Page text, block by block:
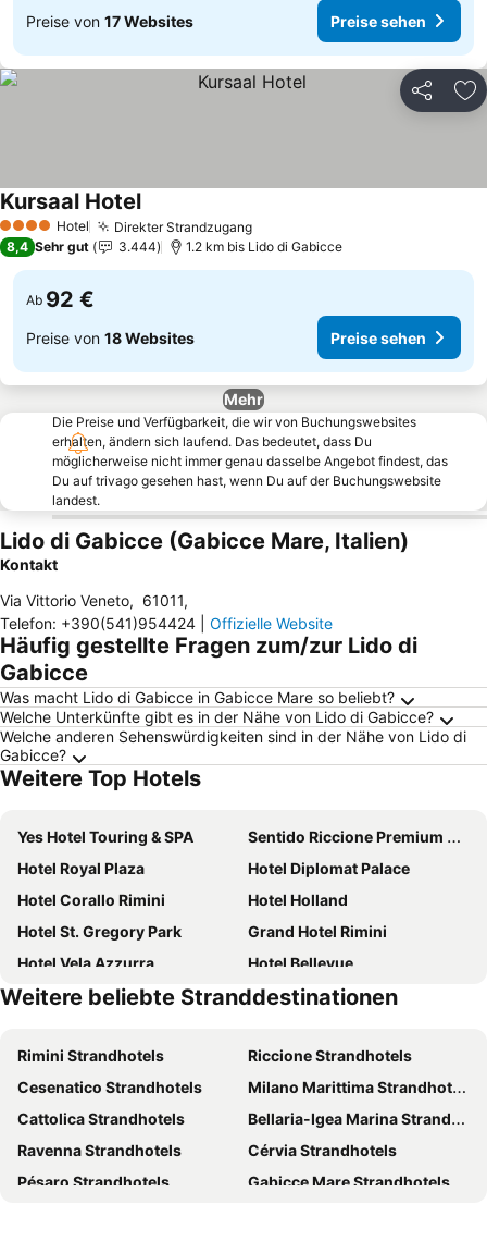
Preise von 17 Websites Preise sehen
Teilen
4 Sterne Hotel Direkter StrandzugangPreise sehen
Kursaal HotelPreise sehen
8,4 Sehr gut 3.444 1.2 km bis Lido di Gabicce
Ab 92 €
Preise von 18 Websites Preise sehen
Mehr
Die Preise und Verfügbarkeit, die wir von Buchungswebsites
erhalten, ändern sich laufend. Das bedeutet, dass Du
möglicherweise nicht immer genau dasselbe Angebot findest, das
Du auf trivago gesehen hast, wenn Du auf der Buchungswebsite
landest.
Lido di Gabicce (Gabicce Mare, Italien)
Kontakt
Via Vittorio Veneto, 61011,
Telefon: +390(541)954424 Offizielle Website
Häufig gestellte Fragen zum/zur Lido di
Gabicce
Was macht Lido di Gabicce in Gabicce Mare so beliebt?
Welche Unterkünfte gibt es in der Nähe von Lido di Gabicce?
Welche anderen Sehenswürdigkeiten sind in der Nähe von Lido di
Gabicce?
Weitere Top Hotels
Yes Hotel Touring & SPA
Sentido Riccione Premium Camp
Hotel Royal Plaza
Hotel Diplomat Palace
Hotel Corallo Rimini
Hotel Holland
Hotel St. Gregory Park
Grand Hotel Rimini
Hotel Vela Azzurra
Hotel Bellevue
Hotel Rubens
Hotel Ideale - Young People Under 40
Hotel Baia Imperiale
Hotel Milton Rimini
Hotel Beverly
Hotel Arlino
i-Suite Hotel
Villa Adriatica Ambienthotels
Hotel La Cappuccina
Hotel Christian
Victoria Palace Hotel
Hotel de France
Weitere beliebte Stranddestinationen
Rimini Strandhotels
Riccione Strandhotels
Cesenatico Strandhotels
Milano Marittima Strandhotels
Cattolica Strandhotels
Bellaria-Igea Marina Strandhotels
Ravenna Strandhotels
Cérvia Strandhotels
Pésaro Strandhotels
Gabicce Mare Strandhotels